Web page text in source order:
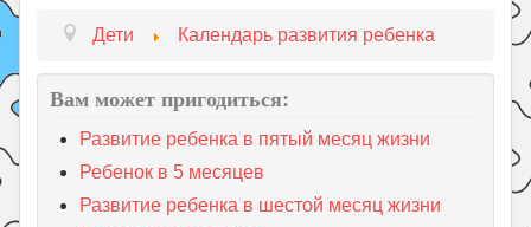
Дети Календарь развития ребенка
Вам может пригодиться:
Развитие ребенка в пятый месяц жизни
Ребенок в 5 месяцев
Развитие ребенка в шестой месяц жизни